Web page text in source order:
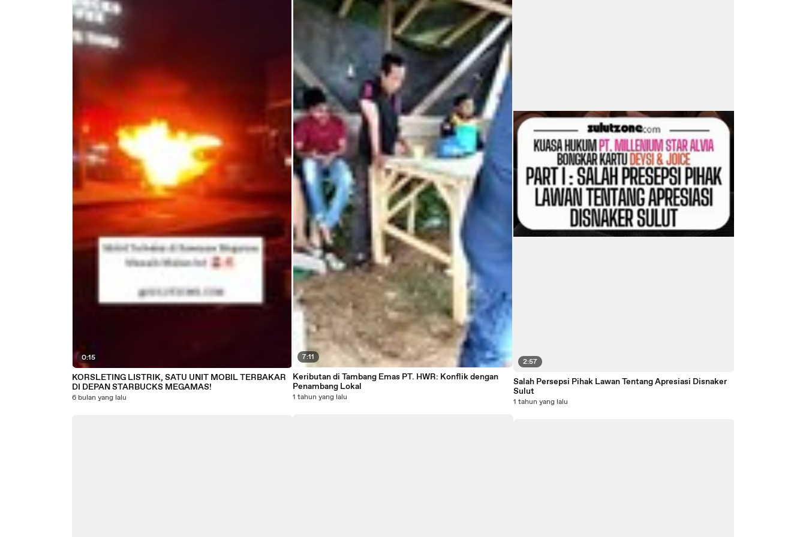
0:15
KORSLETING LISTRIK, SATU UNIT MOBIL TERBAKAR
DI DEPAN STARBUCKS MEGAMAS!
6 bulan yang lalu
7:11
Keributan di Tambang Emas PT. HWR: Konflik dengan
Penambang Lokal
1 tahun yang lalu
2:57
Salah Persepsi Pihak Lawan Tentang Apresiasi Disnaker
Sulut
1 tahun yang lalu